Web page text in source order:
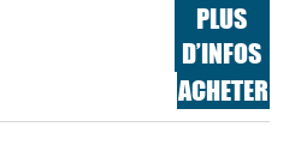
PLUS
D’INFOS
ACHETER